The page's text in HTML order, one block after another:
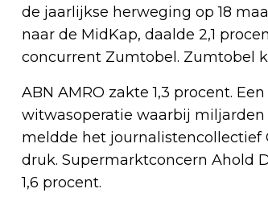
de jaarlijkse herweging op 18
naar de MidKap, daalde 2,1
concurrent Zumtobel. Zumtobel
ABN AMRO zakte 1,3 procent.
witwasoperatie waarbij miljarden
meldde het journalistencollectief
druk. Supermarktconcern Ahold
1,6 procent.